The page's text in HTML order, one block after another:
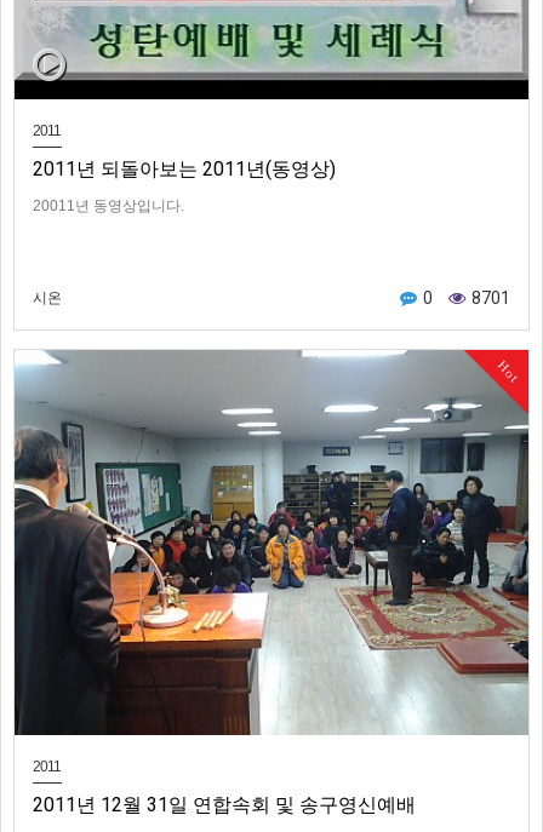
2011
2011년 되돌아보는 2011년(동영상)
20011년 동영상입니다.
시온 0 8701
Hot
2011
2011년 12월 31일 연합속회 및 송구영신예배